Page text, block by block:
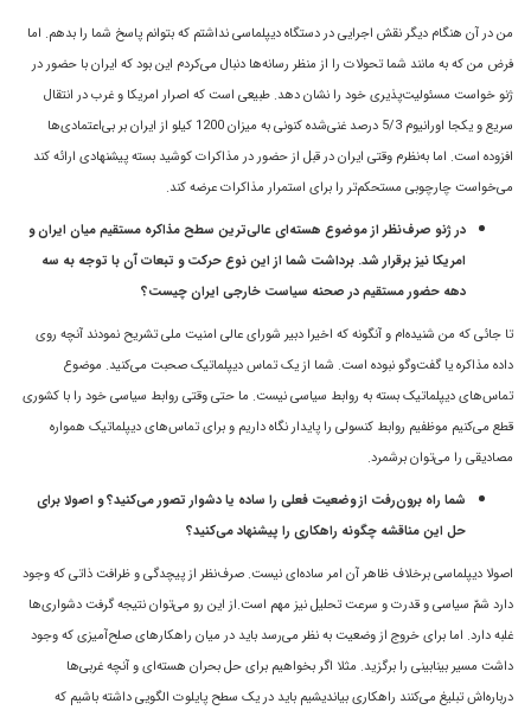
من در آن هنگام دیگر نقش اجرایی در دستگاه دیپلماسی نداشتم که بتوانم پاسخ شما را بدهم. اما
فرض من که به مانند شما تحولات را از منظر رسانه‌ها دنبال می‌کردم این بود که ایران با حضور در
ژنو خواست مسئولیت‌پذیری خود را نشان دهد. طبیعی است که اصرار امریکا و غرب در انتقال
سریع و یکجا اورانیوم 5/3 درصد غنی‌شده کنونی به میزان 1200 کیلو از ایران بر بی‌اعتمادی‌ها
افزوده است. اما به‌نظرم وقتی ایران در قبل از حضور در مذاکرات کوشید بسته پیشنهادی ارائه کند
می‌خواست چارچوبی مستحکم‌تر را برای استمرار مذاکرات عرضه کند.
در ژنو صرف‌نظر از موضوع هسته‌ای عالی‌ترین سطح مذاکره مستقیم میان ایران و
امریکا نیز برقرار شد. برداشت شما از این نوع حرکت و تبعات آن با توجه به سه
دهه حضور مستقیم در صحنه سیاست خارجی ایران چیست؟
تا جائی که من شنیده‌ام و آنگونه که اخیرا دبیر شورای عالی امنیت ملی تشریح نمودند آنچه روی
داده مذاکره یا گفت‌وگو نبوده است. شما از یک تماس دیپلماتیک صحبت می‌کنید. موضوع
تماس‌های دیپلماتیک بسته به روابط سیاسی نیست. ما حتی وقتی روابط سیاسی خود را با کشوری
قطع می‌کنیم موظفیم روابط کنسولی را پایدار نگاه داریم و برای تماس‌های دیپلماتیک همواره
مصادیقی را می‌توان برشمرد.
شما راه برون‌رفت از وضعیت فعلی را ساده یا دشوار تصور می‌کنید؟ و اصولا برای
حل این مناقشه چگونه راهکاری را پیشنهاد می‌کنید؟
اصولا دیپلماسی برخلاف ظاهر آن امر ساده‌ای نیست. صرف‌نظر از پیچدگی و ظرافت ذاتی که وجود
دارد شمّ سیاسی و قدرت و سرعت تحلیل نیز مهم است.از این رو می‌توان نتیجه گرفت دشواری‌ها
غلبه دارد. اما برای خروج از وضعیت به نظر می‌رسد باید در میان راهکارهای صلح‌آمیزی که وجود
داشت مسیر بینابینی را برگزید. مثلا اگر بخواهیم برای حل بحران هسته‌ای و آنچه غربی‌ها
درباره‌اش تبلیغ می‌کنند راهکاری بیاندیشیم باید در یک سطح پایلوت الگویی داشته باشیم که